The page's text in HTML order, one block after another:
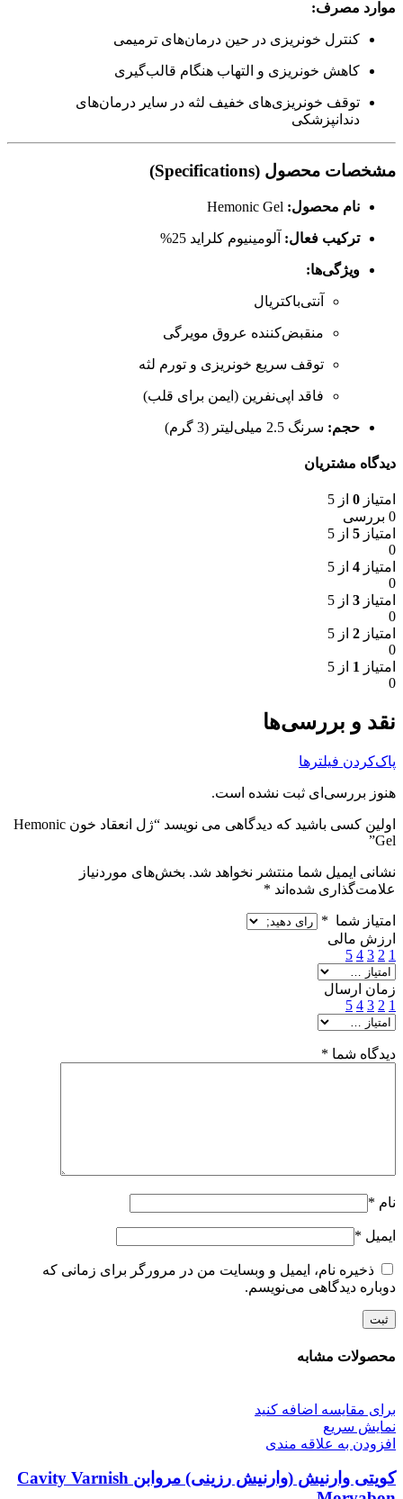
موارد مصرف:
کنترل خونریزی در حین درمان‌های ترمیمی
کاهش خونریزی و التهاب هنگام قالب‌گیری
توقف خونریزی‌های خفیف لثه در سایر درمان‌های
دندانپزشکی
مشخصات محصول (Specifications)
نام محصول:
ترکیب فعال: آلومینیوم کلراید 25%
ویژگی‌ها:
آنتی‌باکتریال
منقبض‌کننده عروق مویرگی
توقف سریع خونریزی و تورم لثه
فاقد اپی‌نفرین (ایمن برای قلب)
حجم: سرنگ 2.5 میلی‌لیتر (3 گرم)
دیدگاه مشتریان
امتیاز 0 از 5
0 بررسی
امتیاز 5 از 5
0
امتیاز 4 از 5
0
امتیاز 3 از 5
0
امتیاز 2 از 5
0
امتیاز 1 از 5
0
نقد و بررسی‌ها
پاک‌کردن فیلترها
هنوز بررسی‌ای ثبت نشده است.
اولین کسی باشید که دیدگاهی می نویسد “ژل انعقاد خون Hemonic
Gel”
نشانی ایمیل شما منتشر نخواهد شد. بخش‌های موردنیاز
علامت‌گذاری شده‌اند *
امتیاز شما *
ارزش مالی
1
2
3
4
5
زمان ارسال
1
2
3
4
5
دیدگاه شما *
نام *
ایمیل *
ذخیره نام، ایمیل و وبسایت من در مرورگر برای زمانی که
دوباره دیدگاهی می‌نویسم.
محصولات مشابه
برای مقایسه اضافه کنید
نمایش سریع
افزودن به علاقه مندی
کویتی وارنیش (وارنیش رزینی) مروابن Cavity Varnish